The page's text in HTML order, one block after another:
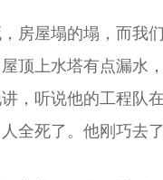
房屋塌的塌，而我
顶上水塔有点漏
，听说他的工程队
全死了。他刚巧去